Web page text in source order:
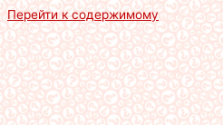
Перейти к содержимому